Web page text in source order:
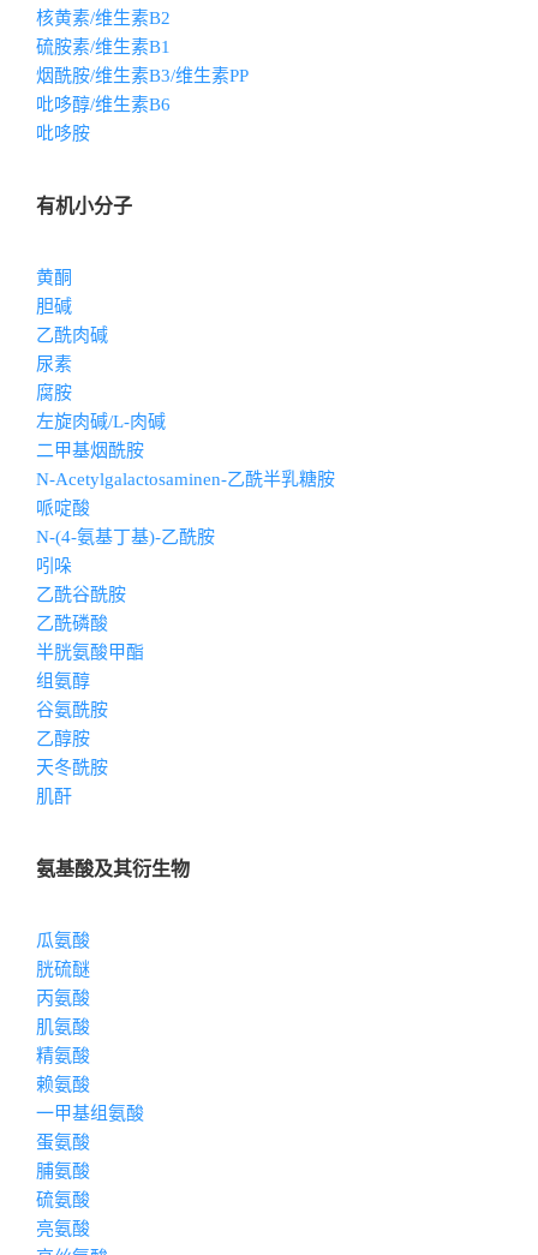
核黄素/维生素B2
硫胺素/维生素B1
烟酰胺/维生素B3/维生素PP
吡哆醇/维生素B6
吡哆胺
有机小分子
黄酮
胆碱
乙酰肉碱
尿素
腐胺
左旋肉碱/L-肉碱
二甲基烟酰胺
N-Acetylgalactosaminen-乙酰半乳糖胺
哌啶酸
N-(4-氨基丁基)-乙酰胺
吲哚
乙酰谷酰胺
乙酰磷酸
半胱氨酸甲酯
组氨醇
谷氨酰胺
乙醇胺
天冬酰胺
肌酐
氨基酸及其衍生物
瓜氨酸
胱硫醚
丙氨酸
肌氨酸
精氨酸
赖氨酸
一甲基组氨酸
蛋氨酸
脯氨酸
硫氨酸
亮氨酸